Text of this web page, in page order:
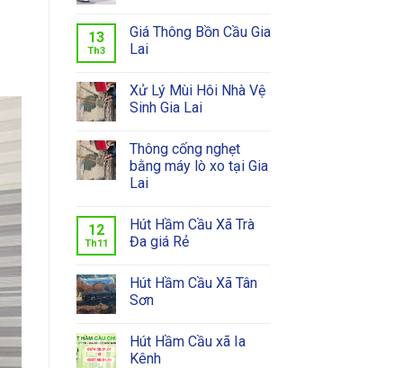
13
Th3
Giá Thông Bồn Cầu Gia
Lai
Xử Lý Mùi Hôi Nhà Vệ
Sinh Gia Lai
Thông cống nghẹt
bằng máy lò xo tại Gia
Lai
12
Th11
Hút Hầm Cầu Xã Trà
Đa giá Rẻ
Hút Hầm Cầu Xã Tân
Sơn
Hút Hầm Cầu xã Ia
Kênh